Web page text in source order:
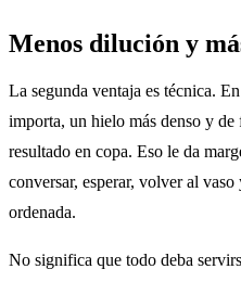
Menos dilución y
La segunda ventaja es técnica.
importa, un hielo más denso y
resultado en copa. Eso le da
conversar, esperar, volver al
ordenada.
No significa que todo deba